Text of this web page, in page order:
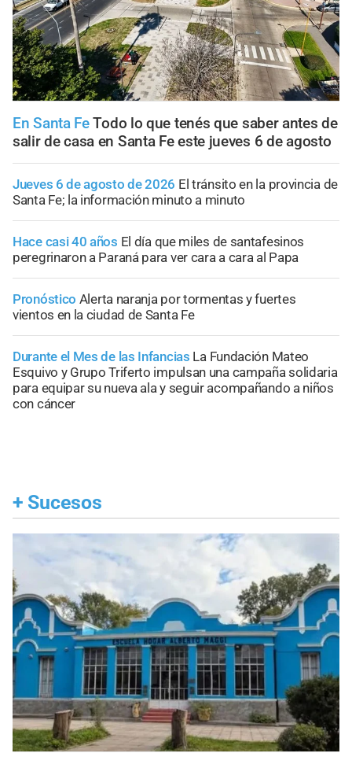
En Santa Fe Todo lo que tenés que saber antes de
salir de casa en Santa Fe este jueves 6 de agosto
Jueves 6 de agosto de 2026 El tránsito en la provincia de
Santa Fe; la información minuto a minuto
Hace casi 40 años El día que miles de santafesinos
peregrinaron a Paraná para ver cara a cara al Papa
Pronóstico Alerta naranja por tormentas y fuertes
vientos en la ciudad de Santa Fe
Durante el Mes de las Infancias La Fundación Mateo
Esquivo y Grupo Triferto impulsan una campaña solidaria
para equipar su nueva ala y seguir acompañando a niños
con cáncer
+ Sucesos